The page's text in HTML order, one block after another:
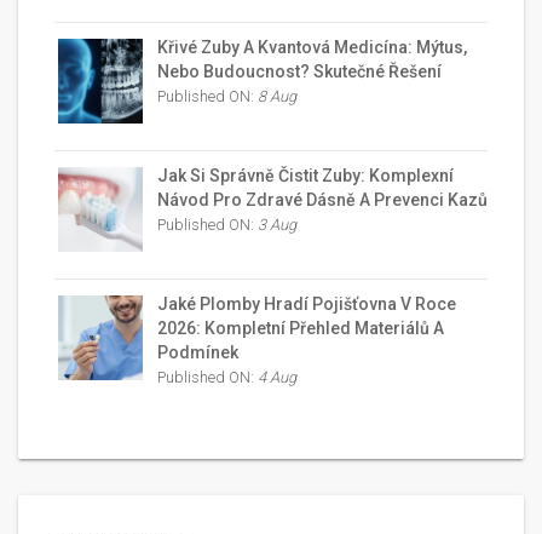
Křivé Zuby A Kvantová Medicína: Mýtus,
Nebo Budoucnost? Skutečné Řešení
Published ON: 8 Aug
Jak Si Správně Čistit Zuby: Komplexní
Návod Pro Zdravé Dásně A Prevenci Kazů
Published ON: 3 Aug
Jaké Plomby Hradí Pojišťovna V Roce
2026: Kompletní Přehled Materiálů A
Podmínek
Published ON: 4 Aug